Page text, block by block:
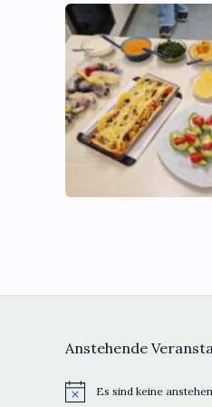
Anstehende
H
Es sind keine